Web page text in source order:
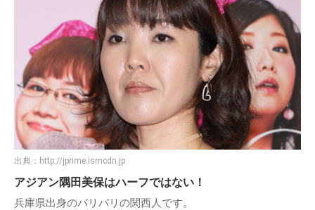
出典： http://jprime.ismcdn.jp
アジアン隅田美保はハーフではない！
兵庫県出身のバリバリの関西人です。